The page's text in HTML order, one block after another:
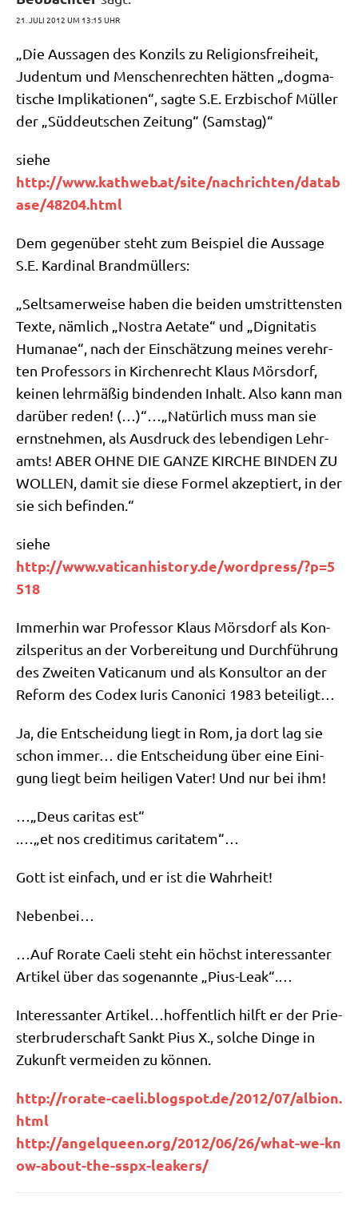
21. JULI 2012 UM 13:15 UHR
„Die Aus­sa­gen des Kon­zils zu Reli­gi­ons­frei­heit,
Juden­tum und Men­schen­rech­ten hät­ten „dog­ma­
ti­sche Impli­ka­tio­nen“, sag­te S.E. Erz­bi­schof Mül­ler
der „Süd­deut­schen Zei­tung“ (Sams­tag)“
sie­he
http://​www​.kathweb​.at/​s​i​t​e​/​n​a​c​h​r​i​c​h​t​e​n​/​d​a​t​a​b​
a​s​e​/​4​8​2​0​4​.​h​tml
Dem gegen­über steht zum Bei­spiel die Aus­sa­ge
S.E. Kar­di­nal Brandmüllers:
„Selt­sa­mer­wei­se haben die bei­den umstrit­ten­sten
Tex­te, näm­lich „Nost­ra Aet­a­te“ und „Dignita­tis
Hum­a­nae“, nach der Ein­schät­zung mei­nes ver­ehr­
ten Pro­fes­sors in Kir­chen­recht Klaus Mörs­dorf,
kei­nen lehr­mä­ßig bin­den­den Inhalt. Also kann man
dar­über reden! (…)“…„Natür­lich muss man sie
ernst­neh­men, als Aus­druck des leben­di­gen Lehr­
amts! ABER OHNE DIE GANZE KIRCHE BINDEN ZU
WOLLEN, damit sie die­se For­mel akzep­tiert, in der
sie sich befinden.“
sie­he
http://​www​.vati​c​an​hi​sto​ry​.de/​w​o​r​d​p​r​e​s​s​/​?​p​=​5​
518
Immer­hin war Pro­fes­sor Klaus Mörs­dorf als Kon­
zil­s­pe­ri­tus an der Vor­be­rei­tung und Durch­füh­rung
des Zwei­ten Vati­ca­num und als Kon­sul­tor an der
Reform des Codex Iuris Cano­ni­ci 1983 beteiligt…
Ja, die Ent­schei­dung liegt in Rom, ja dort lag sie
schon immer… die Ent­schei­dung über eine Eini­
gung liegt beim hei­li­gen Vater! Und nur bei ihm!
…„Deus cari­tas est“
.…„et nos cre­di­ti­mus caritatem“…
Gott ist ein­fach, und er ist die Wahrheit!
Neben­bei…
…Auf Rora­te Cae­li steht ein höchst inter­es­san­ter
Arti­kel über das soge­nann­te „Pius-Leak“.…
Inter­es­san­ter Artikel…hoffentlich hilft er der Prie­
ster­bru­der­schaft Sankt Pius X., sol­che Din­ge in
Zukunft ver­mei­den zu können.
http://​rora​te​-cae​li​.blog​spot​.de/​2​0​1​2​/​0​7​/​a​l​b​i​o​n​.​
h​tml
http://​angel​queen​.org/​2​0​1​2​/​0​6​/​2​6​/​w​h​a​t​-​w​e​-​k​n​
o​w​-​a​b​o​u​t​-​t​h​e​-​s​s​p​x​-​l​e​a​k​e​rs/